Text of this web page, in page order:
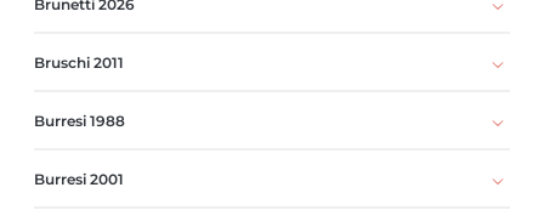
Bruschi 2011
Burresi 1988
Burresi 2001